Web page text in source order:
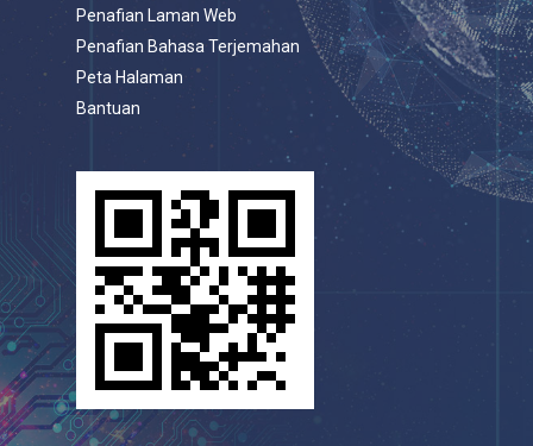
Penafian Laman Web
Penafian Bahasa Terjemahan
Peta Halaman
Bantuan